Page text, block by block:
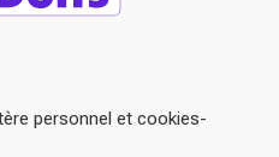
personnel et cookies